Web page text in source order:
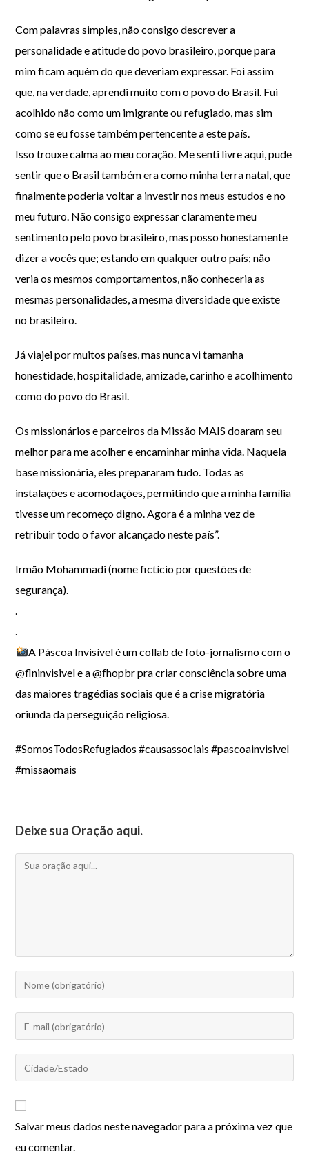
Com palavras simples, não consigo descrever a
personalidade e atitude do povo brasileiro, porque para
mim ficam aquém do que deveriam expressar. Foi assim
que, na verdade, aprendi muito com o povo do Brasil. Fui
acolhido não como um imigrante ou refugiado, mas sim
como se eu fosse também pertencente a este país.
Isso trouxe calma ao meu coração. Me senti livre aqui, pude
sentir que o Brasil também era como minha terra natal, que
finalmente poderia voltar a investir nos meus estudos e no
meu futuro. Não consigo expressar claramente meu
sentimento pelo povo brasileiro, mas posso honestamente
dizer a vocês que; estando em qualquer outro país; não
veria os mesmos comportamentos, não conheceria as
mesmas personalidades, a mesma diversidade que existe
no brasileiro.
Já viajei por muitos países, mas nunca vi tamanha
honestidade, hospitalidade, amizade, carinho e acolhimento
como do povo do Brasil.
Os missionários e parceiros da Missão MAIS doaram seu
melhor para me acolher e encaminhar minha vida. Naquela
base missionária, eles prepararam tudo. Todas as
instalações e acomodações, permitindo que a minha família
tivesse um recomeço digno. Agora é a minha vez de
retribuir todo o favor alcançado neste país”.
Irmão Mohammadi (nome fictício por questões de
segurança).
.
.
A Páscoa Invisível é um collab de foto-jornalismo com o
@flninvisivel e a @fhopbr pra criar consciência sobre uma
das maiores tragédias sociais que é a crise migratória
oriunda da perseguição religiosa.
#SomosTodosRefugiados #causassociais #pascoainvisivel
#missaomais
Deixe sua Oração aqui.
Salvar meus dados neste navegador para a próxima vez que
eu comentar.